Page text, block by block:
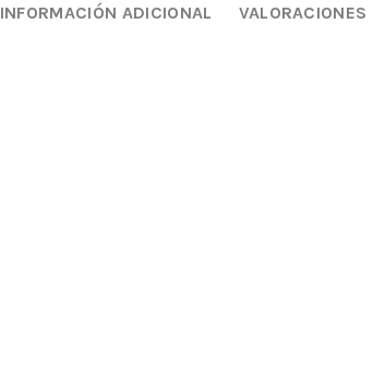
INFORMACIÓN ADICIONAL